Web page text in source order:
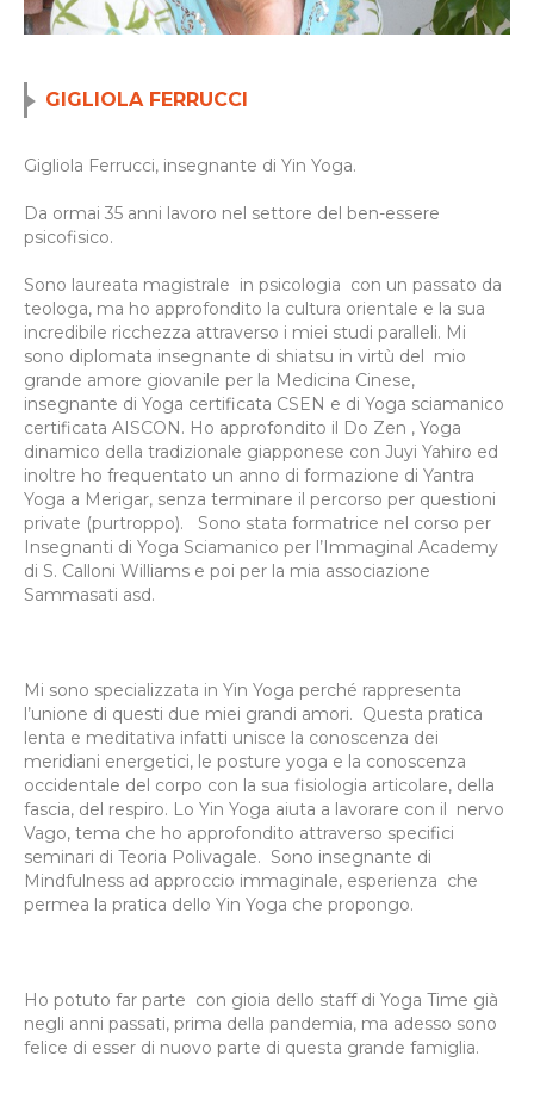
GIGLIOLA FERRUCCI
Gigliola Ferrucci, insegnante di Yin Yoga.
Da ormai 35 anni lavoro nel settore del ben-essere
psicofisico.
Sono laureata magistrale in psicologia con un passato da
teologa, ma ho approfondito la cultura orientale e la sua
incredibile ricchezza attraverso i miei studi paralleli. Mi
sono diplomata insegnante di shiatsu in virtù del mio
grande amore giovanile per la Medicina Cinese,
insegnante di Yoga certificata CSEN e di Yoga sciamanico
certificata AISCON. Ho approfondito il Do Zen , Yoga
dinamico della tradizionale giapponese con Juyi Yahiro ed
inoltre ho frequentato un anno di formazione di Yantra
Yoga a Merigar, senza terminare il percorso per questioni
private (purtroppo). Sono stata formatrice nel corso per
Insegnanti di Yoga Sciamanico per l’Immaginal Academy
di S. Calloni Williams e poi per la mia associazione
Sammasati asd.
Mi sono specializzata in Yin Yoga perché rappresenta
l’unione di questi due miei grandi amori. Questa pratica
lenta e meditativa infatti unisce la conoscenza dei
meridiani energetici, le posture yoga e la conoscenza
occidentale del corpo con la sua fisiologia articolare, della
fascia, del respiro. Lo Yin Yoga aiuta a lavorare con il nervo
Vago, tema che ho approfondito attraverso specifici
seminari di Teoria Polivagale. Sono insegnante di
Mindfulness ad approccio immaginale, esperienza che
permea la pratica dello Yin Yoga che propongo.
Ho potuto far parte con gioia dello staff di Yoga Time già
negli anni passati, prima della pandemia, ma adesso sono
felice di esser di nuovo parte di questa grande famiglia.